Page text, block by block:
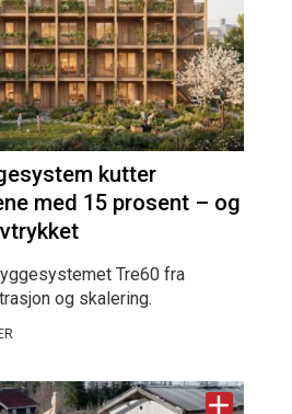
kutter
med 15 prosent – og
Tre60 fra
og skalering.